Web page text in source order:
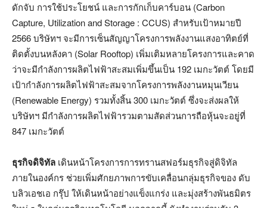
ดักจับ การใช้ประโยชน์ และการกักเก็บคาร์บอน (Carbon
Capture, Utilization and Storage : CCUS) สำหรับเป้าหมายปี
2566 บริษัทฯ จะมีการเซ็นสัญญาโครงการพลังงานแสงอาทิตย์ที่
ติดตั้งบนหลังคา (Solar Rooftop) เพิ่มเติมหลายโครงการและคาด
ว่าจะมีกำลังการผลิตไฟฟ้าสะสมเพิ่มขึ้นเป็น 192 เมกะวัตต์ โดยมี
เป้ากำลังการผลิตไฟฟ้าสะสมจากโครงการพลังงานหมุนเวียน
(Renewable Energy) รวมทั้งสิ้น 300 เมกะวัตต์ ซึ่งจะส่งผลให้
บริษัทฯ มีกำลังการผลิตไฟฟ้ารวมตามสัดส่วนการถือหุ้นจะอยู่ที่
847 เมกะวัตต์
ธุรกิจดิจิทัล เดินหน้าโครงการการทรานสฟอร์มธุรกิจสู่ดิจิทัล
ภายในองค์กร ช่วยเพิ่มศักยภาพการขับเคลื่อนกลุ่มธุรกิจของ ดับ
บลิวเอชเอ กรุ๊ป ให้เดินหน้าอย่างแข็งแกร่ง และมุ่งสร้างพันธมิตร